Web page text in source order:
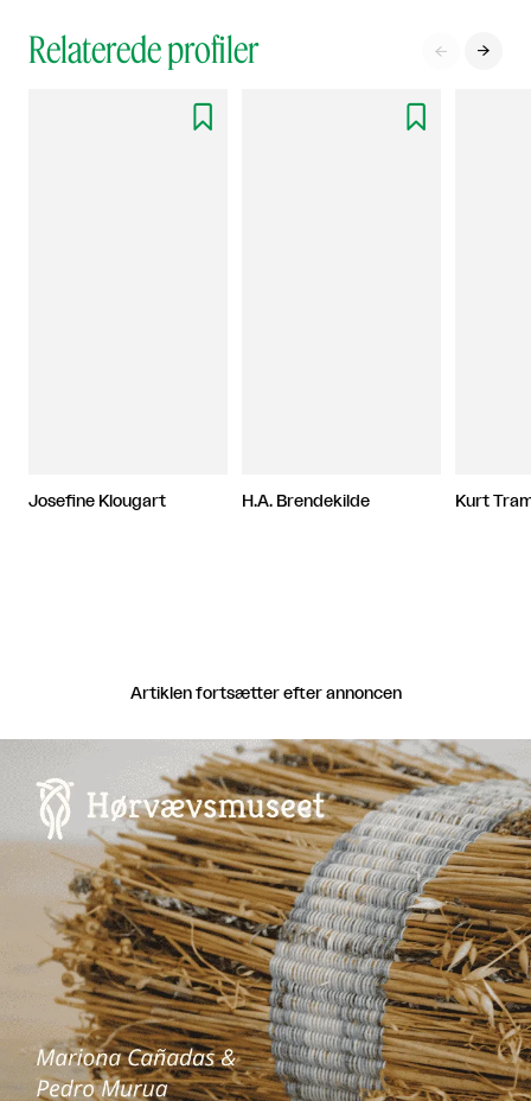
Relaterede profiler  

Josefine Klougart

H.A. Brendekilde Kurt
Artiklen fortsætter efter annoncen